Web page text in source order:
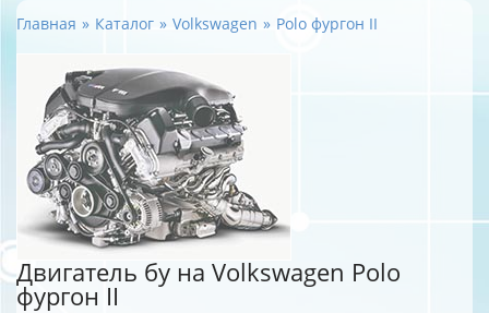
Главная Каталог Volkswagen Polo фургон II
Двигатель бу на Volkswagen Polo
фургон II